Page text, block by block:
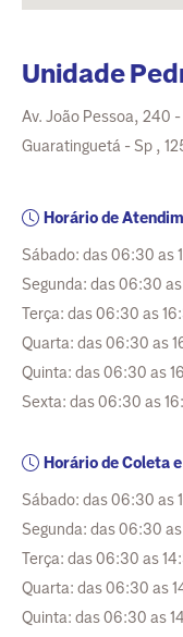
Unidade
Av. João Pessoa, 240
Guaratinguetá - Sp ,
Horário de
Sábado: das 06:30 as
Segunda: das 06:30
Terça: das 06:30 as
Quarta: das 06:30 as
Quinta: das 06:30 as
Sexta: das 06:30 as
Horário de Coleta
Sábado: das 06:30 as
Segunda: das 06:30
Terça: das 06:30 as
Quarta: das 06:30 as
Quinta: das 06:30 as